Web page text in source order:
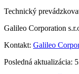
Technický
Galileo Corporation
Kontakt: Galileo
Posledná aktualizácia: